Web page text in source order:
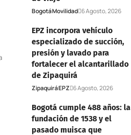
BogotáMovilidad 6 Agosto, 2026
EPZ incorpora vehículo
especializado de succión,
presión y lavado para
fortalecer el alcantarillado
de Zipaquirá
ZipaquiráEPZ 6 Agosto, 2026
Bogotá cumple 488 años: la
fundación de 1538 y el
pasado muisca que